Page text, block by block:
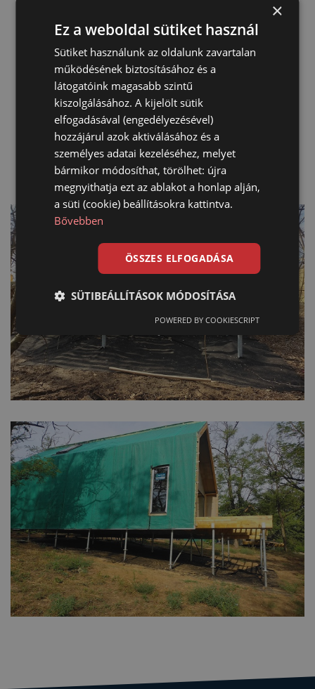
×
Ez a weboldal sütiket használ
Sütiket használunk az oldalunk zavartalan
működésének biztosításához és a
látogatóink magasabb szintű
kiszolgálásához. A kijelölt sütik
elfogadásával (engedélyezésével)
hozzájárul azok aktiválásához és a
személyes adatai kezeléséhez, melyet
bármikor módosíthat, törölhet: újra
megnyithatja ezt az ablakot a honlap alján,
a süti (cookie) beállításokra kattintva.
Bővebben
ÖSSZES ELFOGADÁSA
SÜTIBEÁLLÍTÁSOK MÓDOSÍTÁSA
POWERED BY COOKIESCRIPT